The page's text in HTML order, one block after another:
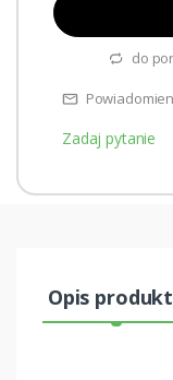
do
Zadaj pytanie
Opis